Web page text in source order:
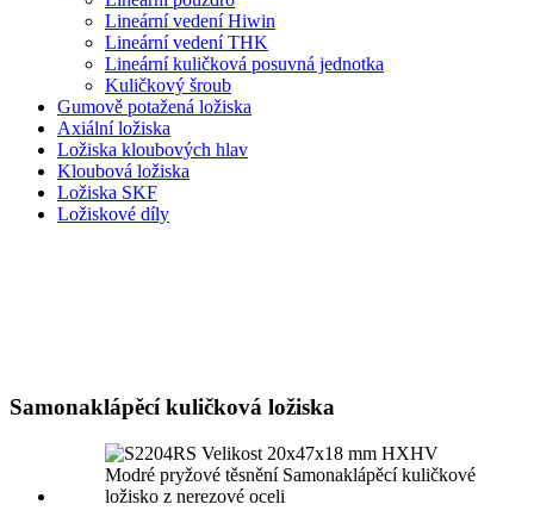
Lineární vedení Hiwin
Lineární vedení THK
Lineární kuličková posuvná jednotka
Kuličkový šroub
Gumově potažená ložiska
Axiální ložiska
Ložiska kloubových hlav
Kloubová ložiska
Ložiska SKF
Ložiskové díly
Samonaklápěcí kuličková ložiska